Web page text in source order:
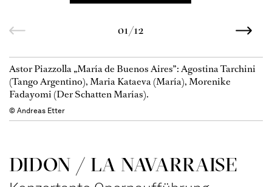
01/12
Astor Piazzolla „María de Buenos Aires”: Agostina Tarchini
(Tango Argentino), Maria Kataeva (María), Morenike
Fadayomi (Der Schatten Marías).
© Andreas Etter
DIDON / LA NAVAR­RAISE